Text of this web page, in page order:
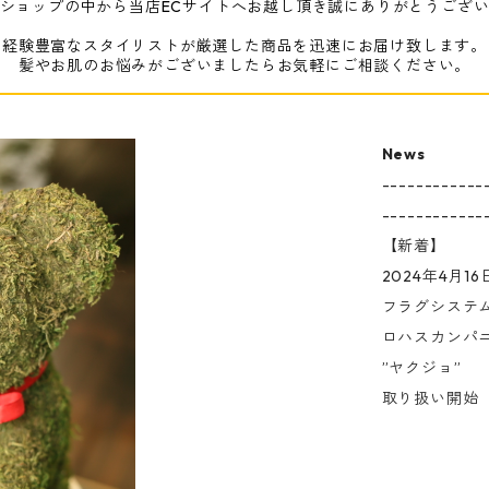
ョップの中から当店ECサイトへお越し頂き誠にありがとうござい
経験豊富なスタイリストが厳選した商品を迅速にお届け致します。
髪やお肌のお悩みがございましたらお気軽にご相談ください。
News
【新着】
2024年4月16
フラグシステ
ロハスカンパ
”ヤクジョ”
取り扱い開始